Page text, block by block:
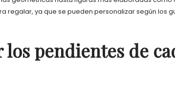
regalar, ya que se pueden personalizar según los
pendientes de